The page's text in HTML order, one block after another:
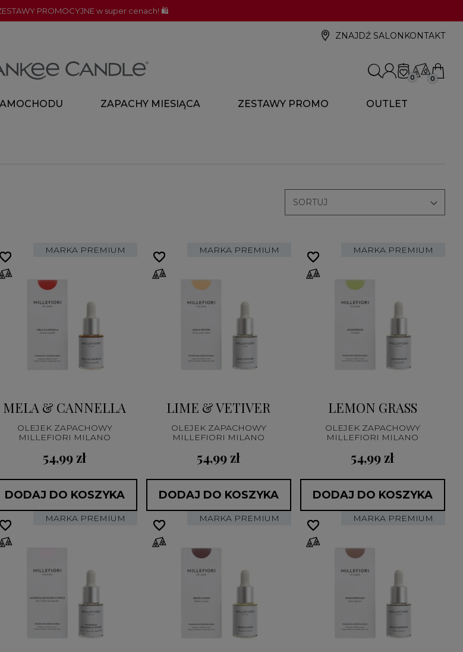
PROMOCYJNE w super cenach! 🛍️
ZNAJDŹ SALON KONTAKT
0 0
ZAPACHY MIESIĄCA ZESTAWY PROMO OUTLET
SORTUJ 
MARKA PREMIUM
MELA & CANNELLA
OLEJEK ZAPACHOWY
MILLEFIORI MILANO
54,99 zł
DODAJ DO KOSZYKA
favorite_border
favorite_border MARKA PREMIUM
LIME & VETIVER
OLEJEK ZAPACHOWY
MILLEFIORI MILANO
54,99 zł
DODAJ DO KOSZYKA
favorite_border
favorite_border MARKA PREMIUM
LEMON GRASS
OLEJEK ZAPACHOWY
MILLEFIORI MILANO
54,99 zł
DODAJ DO KOSZYKA
favorite_border
favorite_border
MARKA PREMIUM
favorite_border
favorite_border MARKA PREMIUM
favorite_border
favorite_border MARKA PREMIUM
favorite_border
favorite_border